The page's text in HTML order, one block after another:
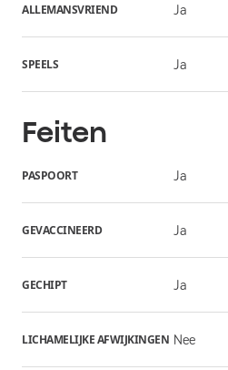
ALLEMANSVRIEND Ja
SPEELS Ja
Feiten
PASPOORT Ja
GEVACCINEERD Ja
GECHIPT Ja
LICHAMELIJKE AFWIJKINGEN Nee